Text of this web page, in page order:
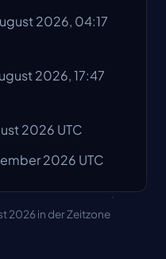
2026, 04:17
2026, 17:47
2026 UTC
2026 UTC
2026 in der Zeitzone